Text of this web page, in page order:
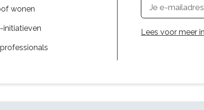
wonen
initiatieven Lees voor meer